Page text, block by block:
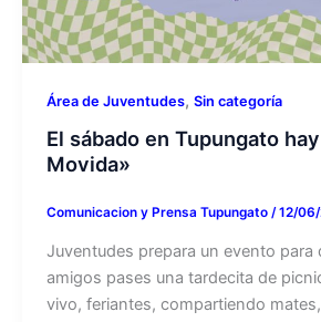
Área de Juventudes, Sin categoría
El sábado en Tupungato
Movida»
Comunicacion y Prensa Tupungato /12/
Juventudes prepara un evento para
amigos pases una tardecita de
vivo, feriantes, compartiendo